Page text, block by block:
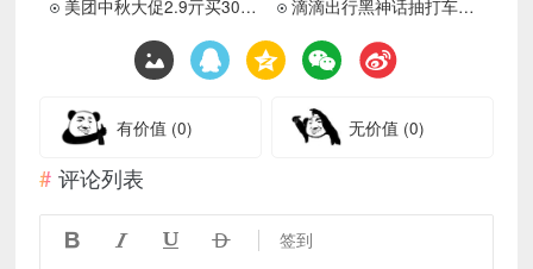
美团中秋大促2.9亓买30亓券
滴滴出行黑神话抽打车满减券
有价值 (0) 无价值 (0)
评论列表
    签到